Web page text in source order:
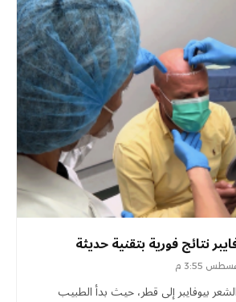
نتائج فورية بتقنية حديثة
بيوفايبر إلى قطر، حيث بدأ الطبيب